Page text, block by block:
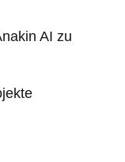
AI zu